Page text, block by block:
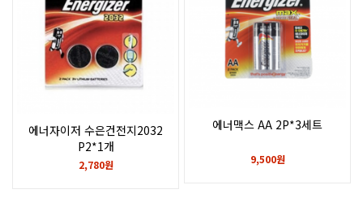
에너자이저 수은건전지2032
P2*1개
2,780원
에너맥스 AA 2P*3세트
9,500원